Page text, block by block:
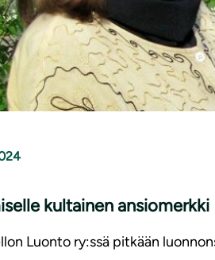
kultainen ansiomerkki
Luonto ry:ssä pitkään